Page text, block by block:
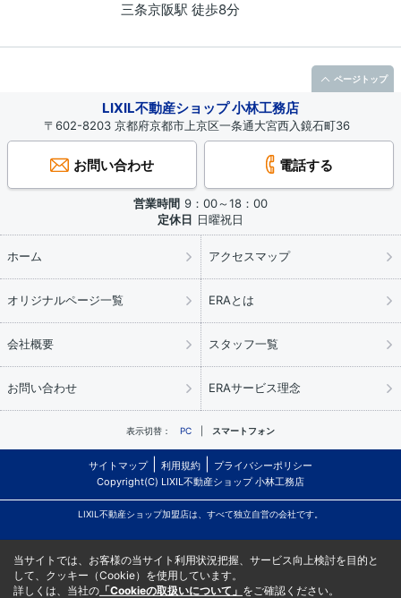
三条京阪駅 徒歩8分
LIXIL不動産ショップ 小林工務店
〒602-8203 京都府京都市上京区一条通大宮西入鏡石町36
お問い合わせ 電話する
営業時間 9：00～18：00
定休日 日曜祝日
ホーム アクセスマップ
オリジナルページ一覧 ERAとは
会社概要 スタッフ一覧
お問い合わせ ERAサービス理念
表示切替： PC スマートフォン
サイトマップ 利用規約
プライバシーポリシー
Copyright(C) LIXIL不動産ショップ 小林工務店
LIXIL不動産ショップ加盟店は、すべて独立自営の会社です。
ページトップ
当サイトでは、お客様の当サイト利用状況把握、サービス向上検討を目的と
して、クッキー（Cookie）を使用しています。
詳しくは、当社の 「Cookieの取扱いについて」 をご確認ください。